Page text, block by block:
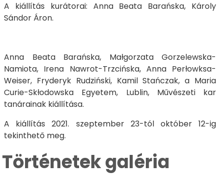
A kiállítás kurátorai: Anna Beata Barańska, Károly
Sándor Áron.
Anna Beata Barańska, Małgorzata Gorzelewska-
Namiota, Irena Nawrot-Trzcińska, Anna Perłowksa-
Weiser, Fryderyk Rudziński, Kamil Stańczak, a Maria
Curie-Skłodowska Egyetem, Lublin, Művészeti kar
tanárainak kiállítása.
A kiállítás 2021. szeptember 23-tól október 12-ig
tekinthető meg.
Történetek galéria